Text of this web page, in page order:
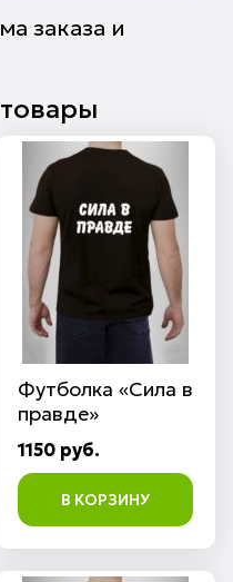
заказа и
Футболка «Сила в
правде»
1150 руб.
В КОРЗИНУ